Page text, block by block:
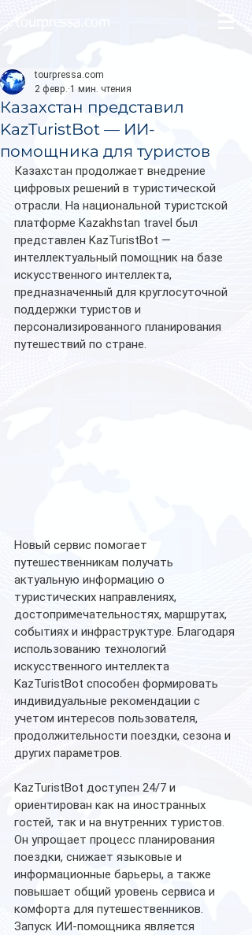
Казахстан представил
KazTuristBot — ИИ-
помощника для туристов
tourpressa.com
2 февр. 1 мин. чтения
Казахстан продолжает внедрение
цифровых решений в туристической
отрасли. На национальной туристской
платформе Kazakhstan travel был
представлен KazTuristBot —
интеллектуальный помощник на базе
искусственного интеллекта,
предназначенный для круглосуточной
поддержки туристов и
персонализированного планирования
путешествий по стране.
Новый сервис помогает
путешественникам получать
актуальную информацию о
туристических направлениях,
достопримечательностях, маршрутах,
событиях и инфраструктуре. Благодаря
использованию технологий
искусственного интеллекта
KazTuristBot способен формировать
индивидуальные рекомендации с
учетом интересов пользователя,
продолжительности поездки, сезона и
других параметров.
KazTuristBot доступен 24/7 и
ориентирован как на иностранных
гостей, так и на внутренних туристов.
Он упрощает процесс планирования
поездки, снижает языковые и
информационные барьеры, а также
повышает общий уровень сервиса и
комфорта для путешественников.
Запуск ИИ-помощника является